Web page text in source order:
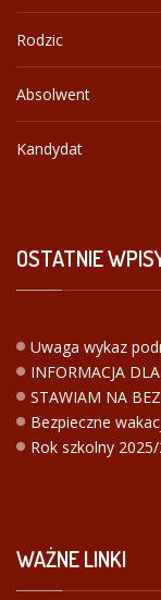
Rodzic
Absolwent
Kandydat
OSTATNIE
Uwaga wykaz
INFORMACJA
STAWIAM NA
Bezpieczne
Rok szkolny
WAŻNELINKI